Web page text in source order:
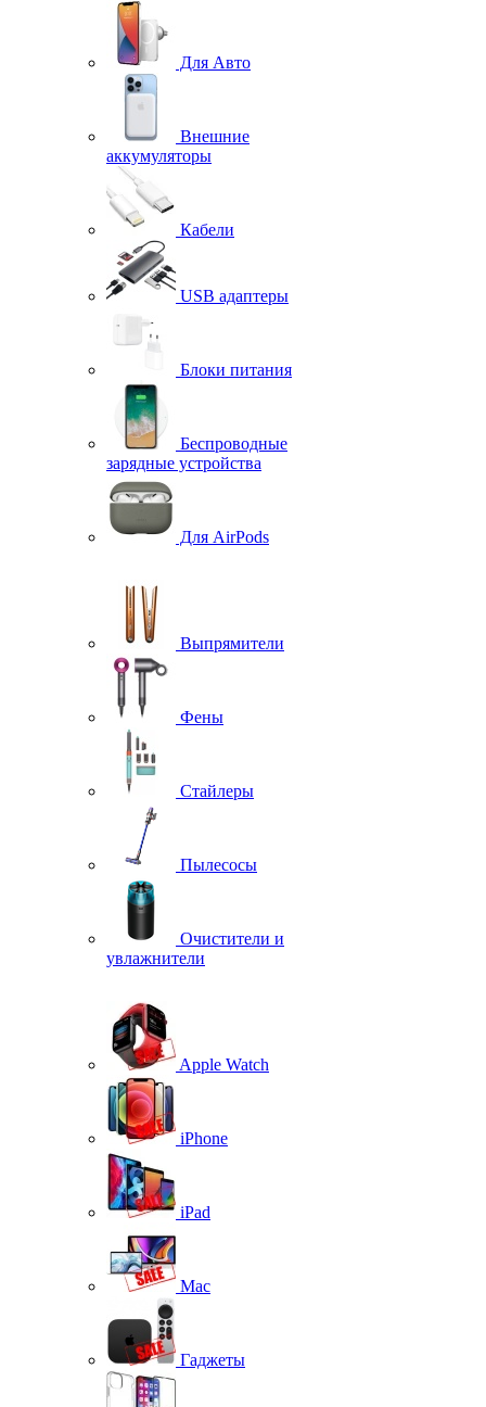
Для Авто
Внешние
аккумуляторы
Кабели
USB адаптеры
Блоки питания
Беспроводные
зарядные устройства
Для AirPods
Выпрямители
Фены
Стайлеры
Пылесосы
Очистители и
увлажнители
Apple Watch
iPhone
iPad
Mac
Гаджеты